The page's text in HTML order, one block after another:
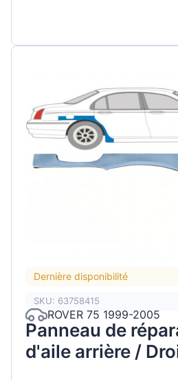
Dernière disponibilité
SKU: 63758415
ROVER 75 1999-2005
Panneau de
d'aile arrière /